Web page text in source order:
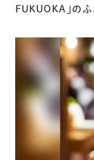
FUKUOKA」の